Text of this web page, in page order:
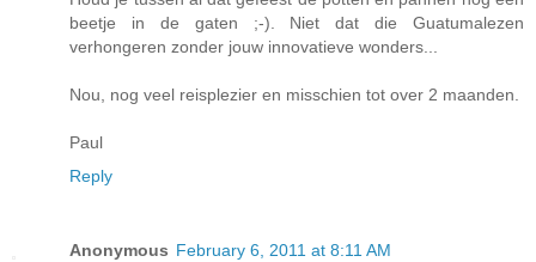
beetje in de gaten ;-). Niet dat die Guatumalezen
verhongeren zonder jouw innovatieve wonders...
Nou, nog veel reisplezier en misschien tot over 2 maanden.
Paul
Reply
Anonymous February 6, 2011 at 8:11 AM